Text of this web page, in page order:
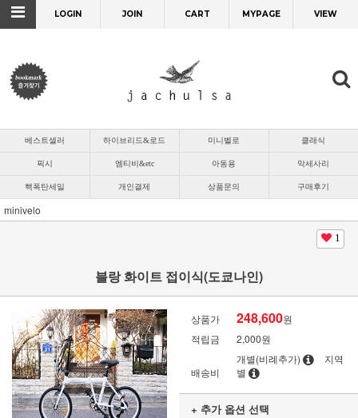
LOGIN JOIN CART MYPAGE VIEW
베스트셀러 하이브리드&로드 미니벨로 클래식
픽시 엠티비&etc 아동용 악세사리
핵폭탄세일 개인결제 상품문의 구매후기
minivelo
1
블랑 화이트 접이식(도쿄나인)
상품가 248,600원
적립금
2,000원
배송비
개별(비례추가)
지역
별
+ 추가 옵션 선택